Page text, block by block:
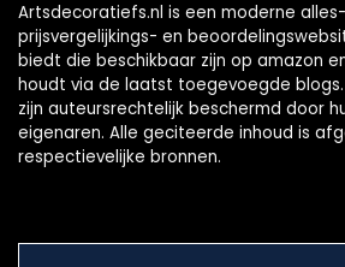
Artsdecoratiefs.nl is een moderne
prijsvergelijkings- en
biedt die beschikbaar zijn op amazon
houdt via de laatst toegevoegde
zijn auteursrechtelijk beschermd door
eigenaren. Alle geciteerde inhoud is
respectievelijke bronnen.